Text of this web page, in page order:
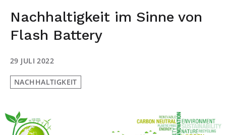
Nachhaltigkeit im Sinne von
Flash Battery
29 JULI 2022
NACHHALTIGKEIT